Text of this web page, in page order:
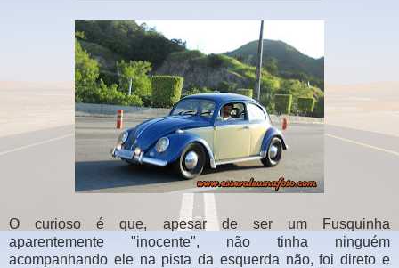
O curioso é que, apesar de ser um Fusquinha
aparentemente "inocente", não tinha ninguém
acompanhando ele na pista da esquerda não, foi direto e